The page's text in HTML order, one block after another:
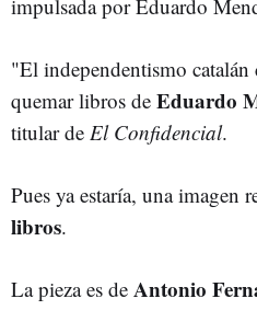
impulsada por Eduardo
"El independentismo catalán
quemar libros de Eduardo
titular de El Confidencial.
Pues ya estaría, una imagen
libros.
La pieza es de Antonio